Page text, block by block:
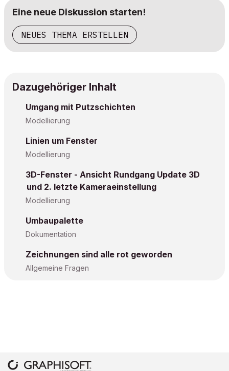
Eine neue Diskussion starten!
NEUES THEMA ERSTELLEN
Dazugehöriger Inhalt
Umgang mit Putzschichten
Modellierung
Linien um Fenster
Modellierung
3D-Fenster - Ansicht Rundgang Update 3D
und 2. letzte Kameraeinstellung
Modellierung
Umbaupalette
Dokumentation
Zeichnungen sind alle rot geworden
Allgemeine Fragen